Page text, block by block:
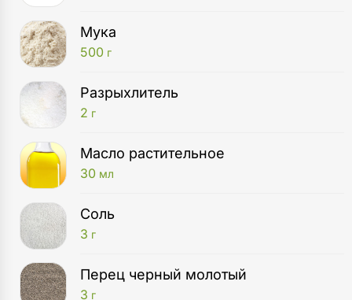
Мука
500 г
Разрыхлитель
2 г
Масло растительное
30 мл
Соль
3 г
Перец черный молотый
3 г